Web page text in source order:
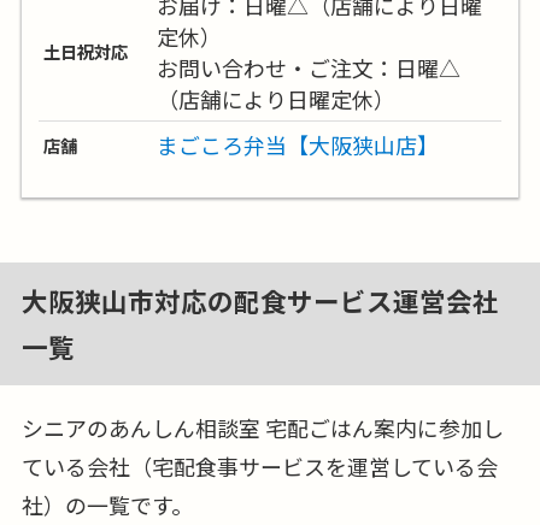
土日祝対応
定休）
お問い合わせ・ご注文：日曜△
（店舗により日曜定休）
店舗 まごころ弁当【大阪狭山店】
大阪狭山市対応の配食サービス運営会社
一覧
シニアのあんしん相談室 宅配ごはん案内に参加し
ている会社（宅配食事サービスを運営している会
社）の一覧です。